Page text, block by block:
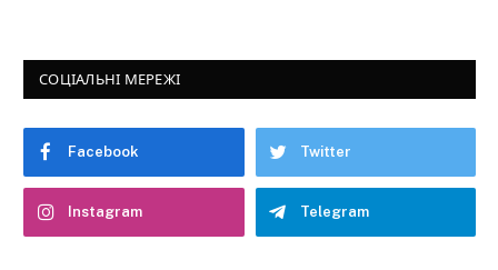
СОЦІАЛЬНІ МЕРЕЖІ
Facebook Twitter
Instagram Telegram